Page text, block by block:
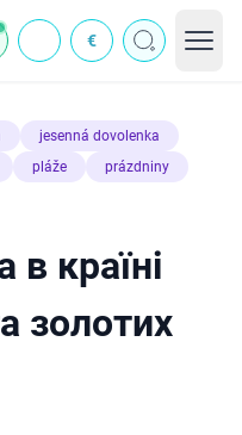
€
jesenná dovolenka
pláže
prázdniny
в країні
золотих